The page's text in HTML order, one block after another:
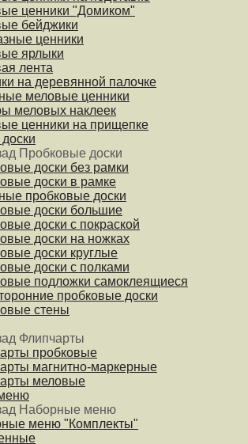
ценники "Домиком"
бейджики
ценники
ярлыки
лента
на деревянной палочке
меловые ценники
меловых наклеек
ценники на прищепке
Пробковые доски
доски без рамки
доски в рамке
пробковые доски
доски большие
доски с покраской
доски на ножках
доски круглые
доски с полками
подложки самоклеящиеся
пробковые доски
стены
Флипчарты
пробковые
магнитно-маркерные
меловые
Наборные меню
меню "Комплекты"